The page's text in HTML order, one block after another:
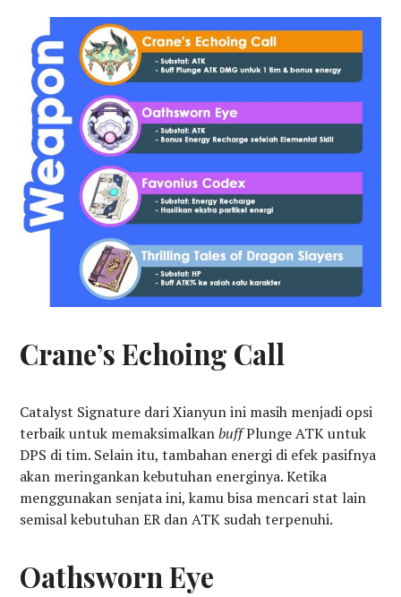
Crane’s Echoing Call
Catalyst Signature dari Xianyun ini masih menjadi opsi
terbaik untuk memaksimalkanbuffPlunge ATK untuk
DPS di tim. Selain itu, tambahan energi di efek pasifnya
akan meringankan kebutuhan energinya. Ketika
menggunakan senjata ini, kamu bisa mencari stat lain
semisal kebutuhan ER dan ATK sudah terpenuhi.
Oathsworn Eye